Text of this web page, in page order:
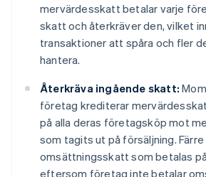
mervärdesskatt betalar varje
skatt och återkräver den, vilket
transaktioner att spåra och fler
hantera.
Återkräva ingående skatt:
företag krediterar
på alla deras företagsköp mot
som tagits ut på försäljning.
omsättningsskatt som betalas
eftersom företag inte betalar